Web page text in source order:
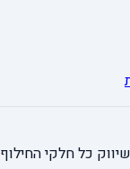
כל חלקי החילוף